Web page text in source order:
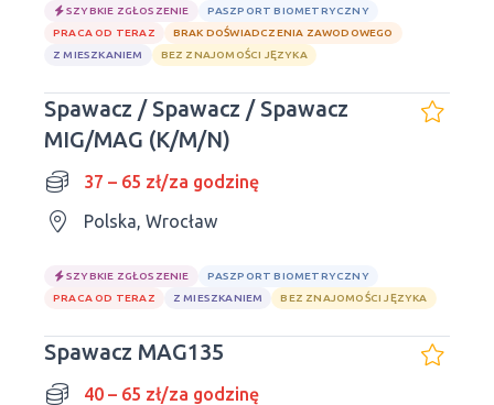
SZYBKIE ZGŁOSZENIE
PASZPORT BIOMETRYCZNY
PRACA OD TERAZ
BRAK DOŚWIADCZENIA ZAWODOWEGO
Z MIESZKANIEM
BEZ ZNAJOMOŚCI JĘZYKA
Spawacz / Spawacz / Spawacz
MIG/MAG (K/M/N)
37 – 65 zł/za godzinę
Polska, Wrocław
SZYBKIE ZGŁOSZENIE
PASZPORT BIOMETRYCZNY
PRACA OD TERAZ
Z MIESZKANIEM BEZ ZNAJOMOŚCI JĘZYKA
Spawacz MAG135
40 – 65 zł/za godzinę